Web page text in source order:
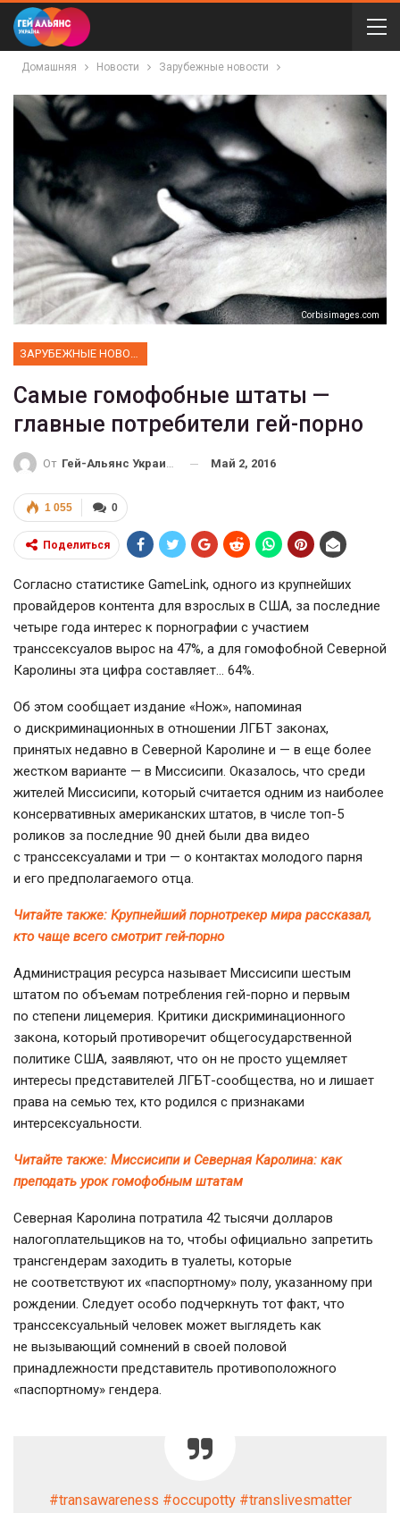
Домашняя Новости Зарубежные новости
Corbisimages.com
Самые гомофобные штаты —
главные потребители гей-порно
От Гей-Альянс Украина Май 2, 2016
0
1 055
Поделиться
Согласно статистике GameLink, одного из крупнейших
провайдеров контента для взрослых в США, за последние
четыре года интерес к порнографии с участием
транссексуалов вырос на 47%, а для гомофобной Северной
Каролины эта цифра составляет… 64%.
Об этом сообщает издание «Нож», напоминая
о дискриминационных в отношении ЛГБТ законах,
принятых недавно в Северной Каролине и — в еще более
жестком варианте — в Миссисипи. Оказалось, что среди
жителей Миссисипи, который считается одним из наиболее
консервативных американских штатов, в числе топ-5
роликов за последние 90 дней были два видео
с транссексуалами и три — о контактах молодого парня
и его предполагаемого отца.
Читайте также: Крупнейший порнотрекер мира рассказал,
кто чаще всего смотритгей-порно
Администрация ресурса называет Миссисипи шестым
штатом по объемам потребления гей-порно и первым
по степени лицемерия. Критики дискриминационного
закона, который противоречит общегосударственной
политике США, заявляют, что он не просто ущемляет
интересы представителей ЛГБТ-сообщества, но и лишает
права на семью тех, кто родился с признаками
интерсексуальности.
Читайте также: Миссисипи и Северная Каролина: как
преподать урок гомофобным штатам
Северная Каролина потратила 42 тысячи долларов
налогоплательщиков на то, чтобы официально запретить
трансгендерам заходить в туалеты, которые
не соответствуют их «паспортному» полу, указанному при
рождении. Следует особо подчеркнуть тот факт, что
транссексуальный человек может выглядеть как
не вызывающий сомнений в своей половой
принадлежности представитель противоположного
«паспортному» гендера.
#transawareness #occupotty #translivesmatter